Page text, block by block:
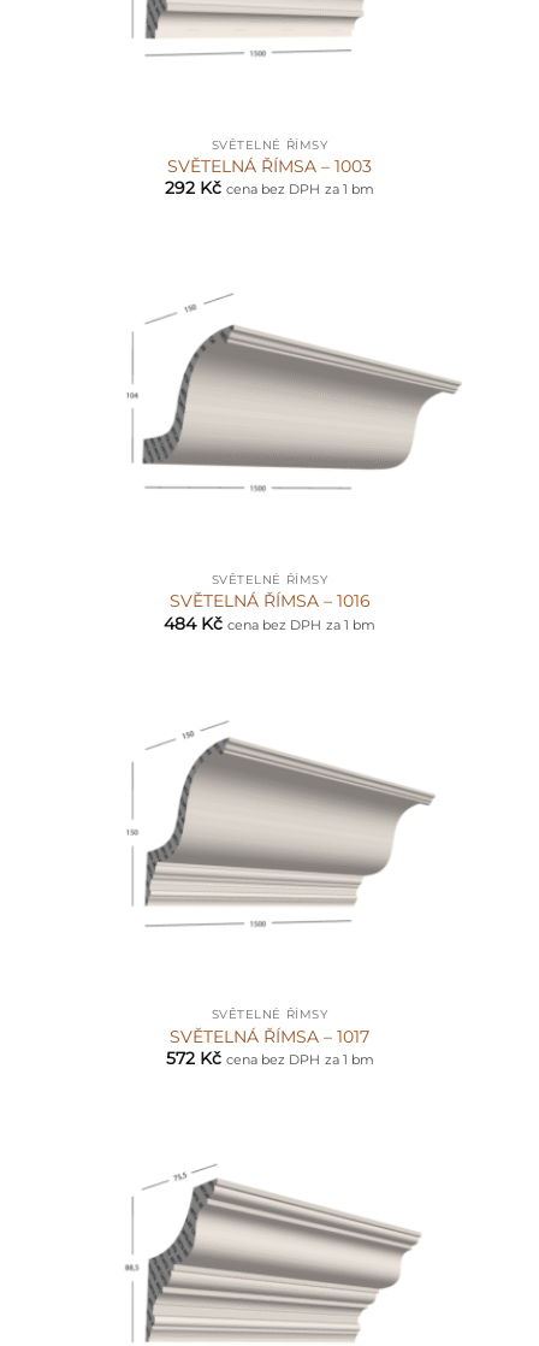
SVĚTELNÉ ŘÍMSY
SVĚTELNÁ ŘÍMSA – 1003
292 Kč cena bez DPH za 1 bm
SVĚTELNÉ ŘÍMSY
SVĚTELNÁ ŘÍMSA – 1016
484 Kč cena bez DPH za 1 bm
SVĚTELNÉ ŘÍMSY
SVĚTELNÁ ŘÍMSA – 1017
572 Kč cena bez DPH za 1 bm